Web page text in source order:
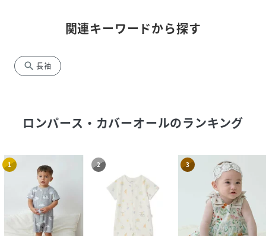
関連キーワードから探す
search 長袖
ロンパース・カバーオールのランキング
1 2 3